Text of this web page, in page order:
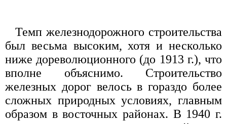
Темп железнодорожного строительства
был весьма высоким, хотя и несколько
ниже дореволюционного (до 1913 г.), что
вполне объяснимо. Строительство
железных дорог велось в гораздо более
сложных природных условиях, главным
образом в восточных районах. В 1940 г.